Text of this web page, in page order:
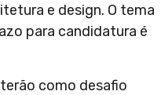
e design. O tema
para candidatura é
como desafio